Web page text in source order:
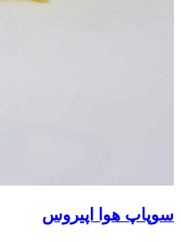
سوپاپ هوا اپیروس